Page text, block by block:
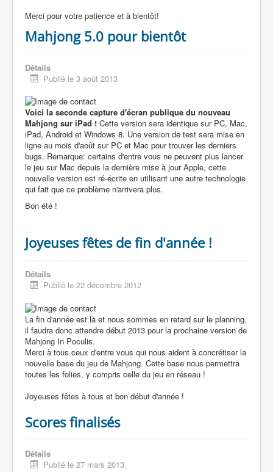
Merci pour votre patience et à bientôt!
Mahjong 5.0 pour bientôt
Détails
Publié le 3 août 2013
Voici la seconde capture d'écran publique du nouveau
Mahjong sur iPad ! Cette version sera identique sur PC, Mac,
iPad, Android et Windows 8. Une version de test sera mise en
ligne au mois d'août sur PC et Mac pour trouver les derniers
bugs. Remarque: certains d'entre vous ne peuvent plus lancer
le jeu sur Mac depuis la dernière mise à jour Apple, cette
nouvelle version est ré-écrite en utilisant une autre technologie
qui fait que ce problème n'arrivera plus.
Bon été !
Joyeuses fêtes de fin d'année !
Détails
Publié le 22 décembre 2012
La fin d'année est là et nous sommes en retard sur le planning,
il faudra donc attendre début 2013 pour la prochaine version de
Mahjong In Poculis.
Merci à tous ceux d'entre vous qui nous aident à concrétiser la
nouvelle base du jeu de Mahjong. Cette base nous permettra
toutes les folies, y compris celle du jeu en réseau !
Joyeuses fêtes à tous et bon début d'année !
Scores finalisés
Détails
Publié le 27 mars 2013